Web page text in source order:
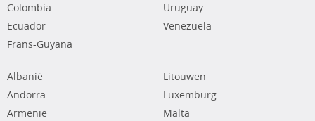
Colombia
Ecuador
Frans-Guyana
Uruguay
Venezuela
Albanië
Andorra
Armenië
Litouwen
Luxemburg
Malta